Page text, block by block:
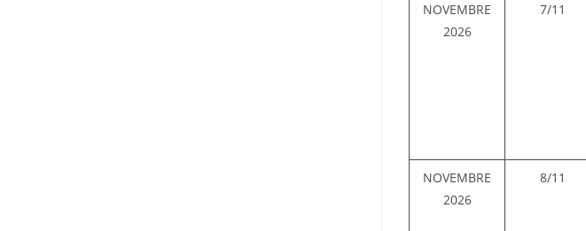
NOVEMBRE
2026
7/11
NOVEMBRE
2026
8/11